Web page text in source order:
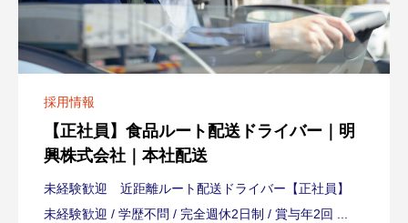
採用情報
【正社員】食品ルート配送ドライバー｜明
興株式会社｜本社配送
未経験歓迎 近距離ルート配送ドライバー【正社員】
未経験歓迎 / 学歴不問 / 完全週休2日制 / 賞与年2回 ...